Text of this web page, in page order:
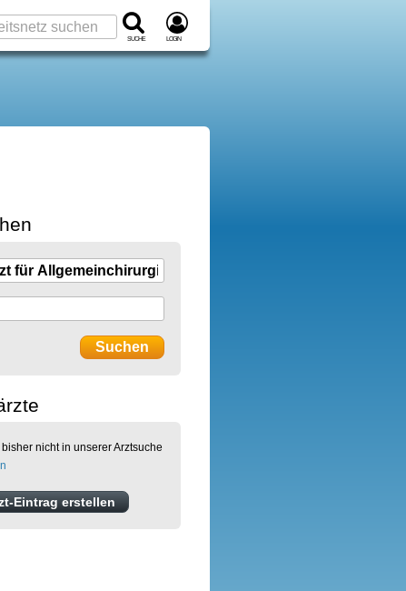
Suche Login
nicht in unserer Arztsuche
Eintrag erstellen